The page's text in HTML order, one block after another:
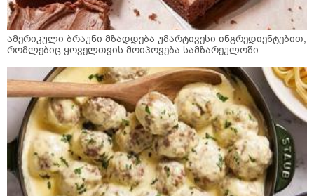
ამერიკული ბრაუნი მზადდება უმარტივესი ინგრედიენტებით,
რომლებიც ყოველთვის მოიპოვება სამზარეულოში